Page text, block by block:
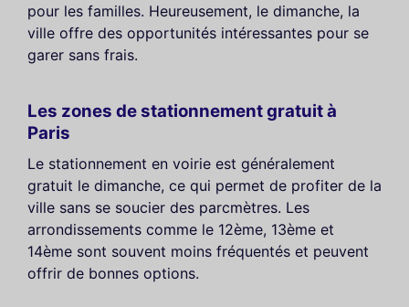
pour les familles. Heureusement, le dimanche, la
ville offre des opportunités intéressantes pour se
garer sans frais.
Les zones de stationnement gratuit à
Paris
Le stationnement en voirie est généralement
gratuit le dimanche, ce qui permet de profiter de la
ville sans se soucier des parcmètres. Les
arrondissements comme le 12ème, 13ème et
14ème sont souvent moins fréquentés et peuvent
offrir de bonnes options.